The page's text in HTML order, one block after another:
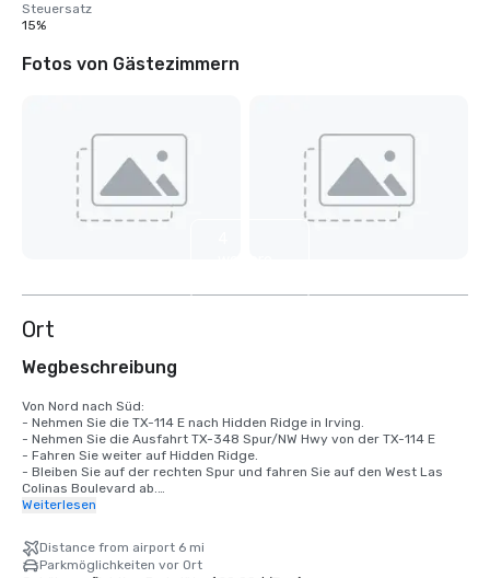
Steuersatz
15%
Fotos von Gästezimmern
Ort
Wegbeschreibung
Von Nord nach Süd:
- Nehmen Sie die TX-114 E nach Hidden Ridge in Irving.
- Nehmen Sie die Ausfahrt TX-348 Spur/NW Hwy von der TX-114 E
- Fahren Sie weiter auf Hidden Ridge.
- Bleiben Sie auf der rechten Spur und fahren Sie auf den West Las
Colinas Boulevard ab.
- Biegen Sie an der Ampel rechts auf den W. Las Colinas Boulevard ab.
Ampel rechts in die Hauptauffahrt des Hotels ab.
Von Süden nach Norden:
Weiterlesen
Distance from airport 6 mi
Parkmöglichkeiten vor Ort